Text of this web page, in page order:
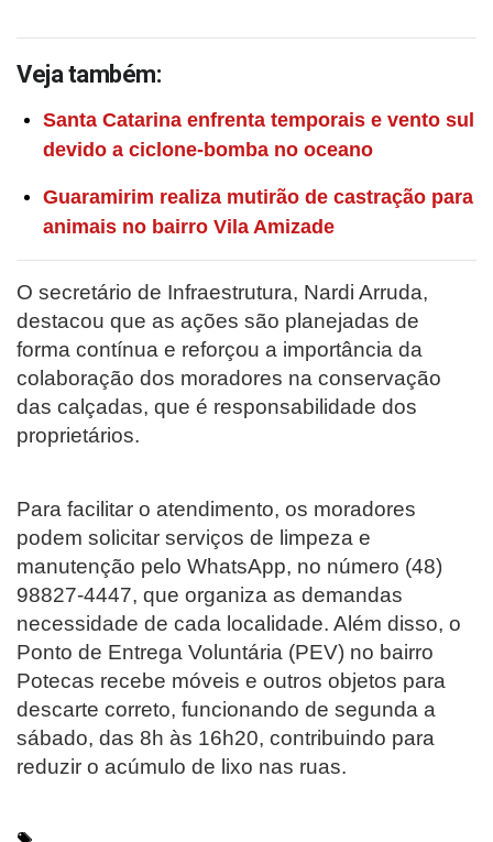
Veja também:
Santa Catarina enfrenta temporais e vento sul
devido a ciclone-bomba no oceano
Guaramirim realiza mutirão de castração para
animais no bairro Vila Amizade
O secretário de Infraestrutura, Nardi Arruda,
destacou que as ações são planejadas de
forma contínua e reforçou a importância da
colaboração dos moradores na conservação
das calçadas, que é responsabilidade dos
proprietários.
Para facilitar o atendimento, os moradores
podem solicitar serviços de limpeza e
manutenção pelo WhatsApp, no número (48)
98827-4447, que organiza as demandas
necessidade de cada localidade. Além disso, o
Ponto de Entrega Voluntária (PEV) no bairro
Potecas recebe móveis e outros objetos para
descarte correto, funcionando de segunda a
sábado, das 8h às 16h20, contribuindo para
reduzir o acúmulo de lixo nas ruas.